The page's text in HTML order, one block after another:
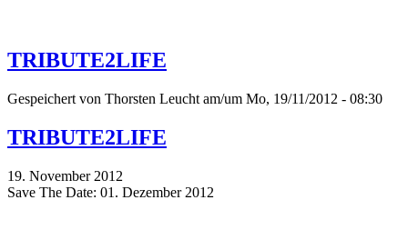
TRIBUTE2LIFE
Gespeichert von Thorsten Leucht am/um Mo, 19/11/2012 - 08:30
TRIBUTE2LIFE
19. November 2012
Save The Date: 01. Dezember 2012